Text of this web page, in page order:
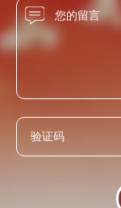
握时代潮流，拓
华民族伟大复兴
应现代生活需求
费者健康饮酒提
进步密切相关，
人民的利益、感